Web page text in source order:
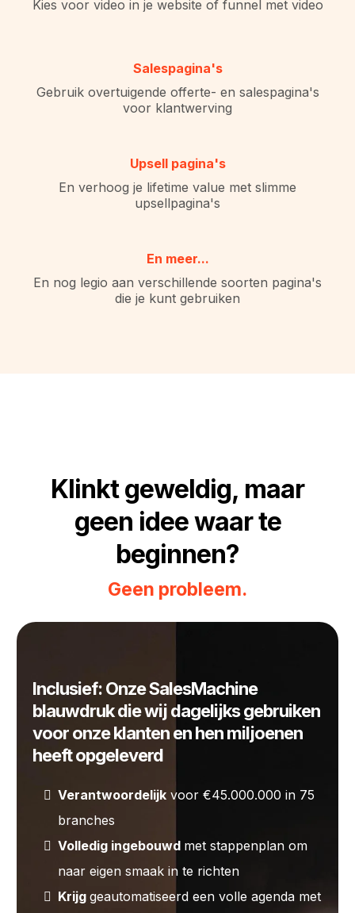
Kies voor video in je website of funnel met video
Salespagina's
Gebruik overtuigende offerte- en salespagina's
voor klantwerving
Upsell pagina's
En verhoog je lifetime value met slimme
upsellpagina's
En meer...
En nog legio aan verschillende soorten pagina's
die je kunt gebruiken
Klinkt geweldig, maar
geen idee waar te
beginnen?
Geen probleem.
Inclusief: Onze SalesMachine
blauwdruk die wij dagelijks gebruiken
voor onze klanten en hen miljoenen
heeft opgeleverd
Verantwoordelijk voor €45.000.000 in 75
branches
Volledig ingebouwd met stappenplan om
naar eigen smaak in te richten
Krijg geautomatiseerd een volle agenda met